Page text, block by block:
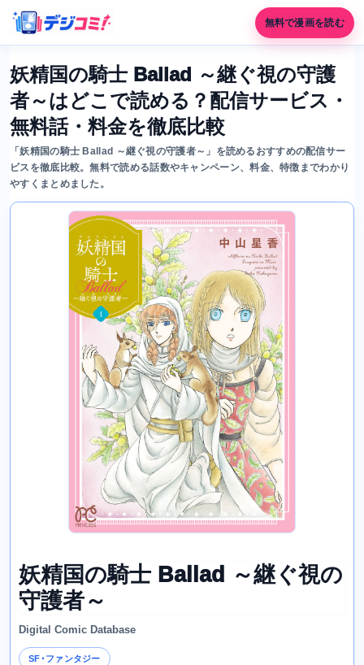
無料で漫画を読む
妖精国の騎士 Ballad ～継ぐ視の守護
者～はどこで読める？配信サービス・
無料話・料金を徹底比較
「妖精国の騎士 Ballad ～継ぐ視の守護者～」を読めるおすすめの配信サー
ビスを徹底比較。無料で読める話数やキャンペーン、料金、特徴までわかり
やすくまとめました。
妖精国の騎士 Ballad ～継ぐ視の
守護者～
Digital Comic Database
SF･ファンタジー